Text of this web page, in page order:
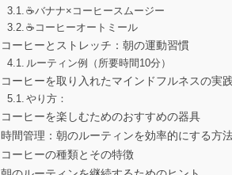
☕バナナ×コーヒースムージー
☕コーヒーオートミール
コーヒーとストレッチ：朝の運動習慣
ルーティン例（所要時間10分）
コーヒーを取り入れたマインドフルネスの実践
やり方：
コーヒーを楽しむためのおすすめの器具
時間管理：朝のルーティンを効率的にする方
コーヒーの種類とその特徴